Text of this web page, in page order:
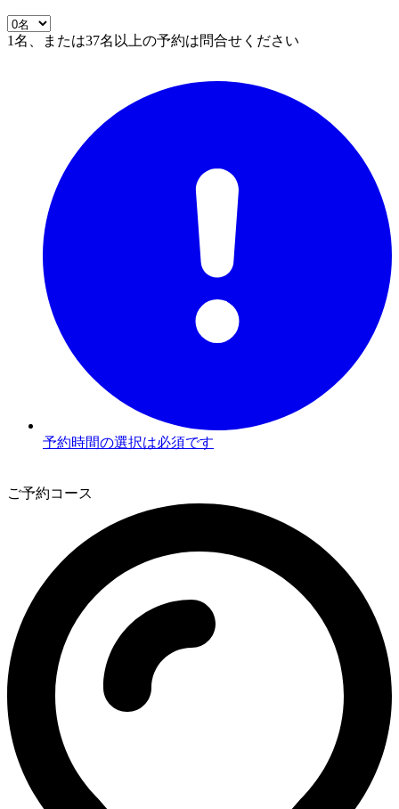
1名、または37名以上の予約は問合せください
予約時間の選択は必須です
ご予約コース